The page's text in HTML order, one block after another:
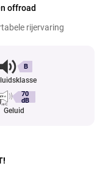
offroad
rijervaring
B
70
dB
Geluid